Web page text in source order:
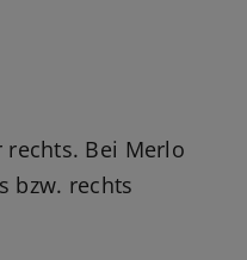
rechts. Bei Merlo
bzw. rechts